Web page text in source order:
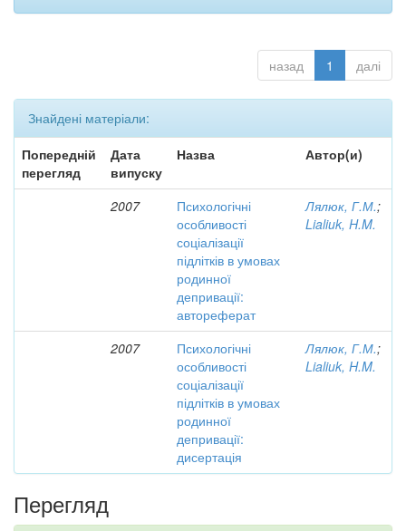
назад 1 далі
Знайдені матеріали:
Попередній
перегляд
Дата
випуску
Назва Автор(и)
2007
Психологічні
особливості
соціалізації
підлітків в умовах
родинної
депривації:
автореферат
Лялюк, Г.М.;
Lialiuk, H.M.
2007
Психологічні
особливості
соціалізації
підлітків в умовах
родинної
депривації:
дисертація
Лялюк, Г.М.;
Lialiuk, H.M.
Перегляд